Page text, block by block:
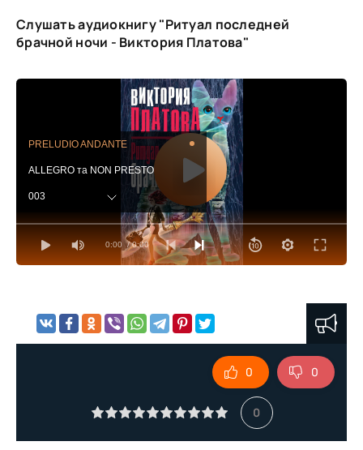
Слушать аудиокнигу "Ритуал последней
брачной ночи - Виктория Платова"
0:00 / 0:00
PRELUDIO ANDANTE
ALLEGRO та NON PRESTO
003
SARABANDA
005
008
0
0 0